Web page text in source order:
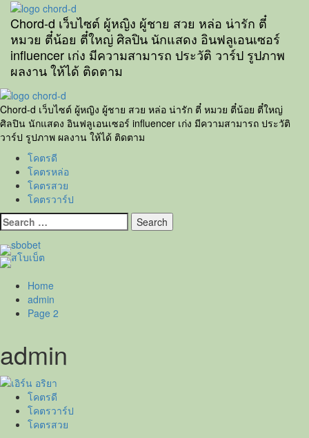
Skip
content
Chord-d เว็บไซต์ ผู้หญิง ผู้ชาย สวย หล่อ น่ารัก ตี๋
หมวย ตี๋น้อย ตี๋ใหญ่ ศิลปิน นักแสดง อินฟลูเอนเซอร์
influencer เก่ง มีความสามารถ ประวัติ วาร์ป รูปภาพ
ผลงาน ให้ได้ ติดตาม
Primary
Menu
Chord-d เว็บไซต์ ผู้หญิง ผู้ชาย สวย หล่อ น่ารัก ตี๋ หมวย ตี๋น้อย ตี๋ใหญ่
ศิลปิน นักแสดง อินฟลูเอนเซอร์ influencer เก่ง มีความสามารถ ประวัติ
วาร์ป รูปภาพ ผลงาน ให้ได้ ติดตาม
โคตรดี
โคตรหล่อ
โคตรสวย
โคตรวาร์ป
Search
for:
Home
admin
Page 2
admin
โคตรดี
โคตรวาร์ป
โคตรสวย